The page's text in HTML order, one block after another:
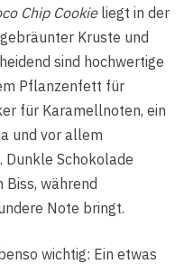
Chip Cookieliegt in der
Kruste und
sind hochwertige
Pflanzenfett für
für Karamellnoten, ein
und vor allem
Dunkle Schokolade
während
Note bringt.
wichtig: Ein etwas